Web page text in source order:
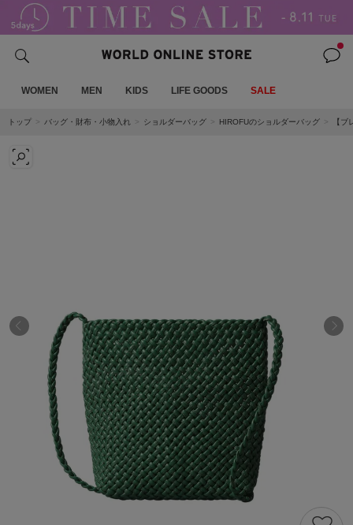
WOMEN MEN KIDS LIFE GOODS SALE
トップ バッグ・財布・小物入れ ショルダーバッグ HIROFUのショルダーバッグ 【